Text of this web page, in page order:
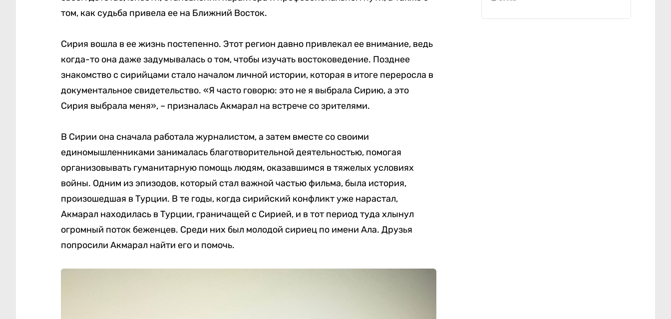
том, как судьба привела ее на Ближний Восток.
Сирия вошла в ее жизнь постепенно. Этот регион давно привлекал ее внимание, ведь
когда-то она даже задумывалась о том, чтобы изучать востоковедение. Позднее
знакомство с сирийцами стало началом личной истории, которая в итоге переросла в
документальное свидетельство. «Я часто говорю: это не я выбрала Сирию, а это
Сирия выбрала меня», – призналась Акмарал на встрече со зрителями.
В Сирии она сначала работала журналистом, а затем вместе со своими
единомышленниками занималась благотворительной деятельностью, помогая
организовывать гуманитарную помощь людям, оказавшимся в тяжелых условиях
войны. Одним из эпизодов, который стал важной частью фильма, была история,
произошедшая в Турции. В те годы, когда сирийский конфликт уже нарастал,
Акмарал находилась в Турции, граничащей с Сирией, и в тот период туда хлынул
огромный поток беженцев. Среди них был молодой сириец по имени Ала. Друзья
попросили Акмарал найти его и помочь.